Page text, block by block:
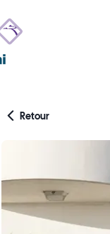
Retour